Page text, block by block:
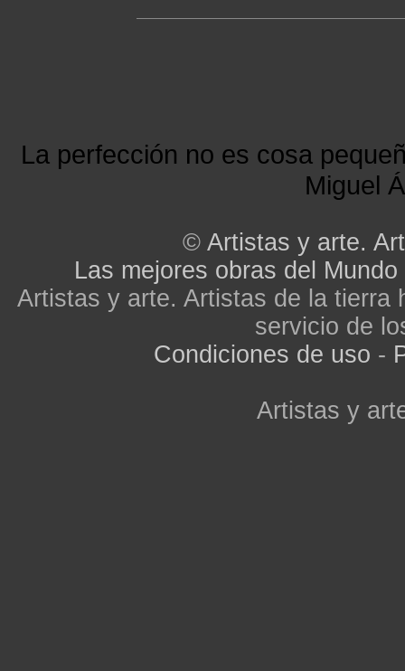
La perfección no es cosa
Miguel
© Artistas y arte.
Las mejores obras del Mundo
Artistas y arte. Artistas de la tierra
servicio de
Condiciones de uso -
Artistas y